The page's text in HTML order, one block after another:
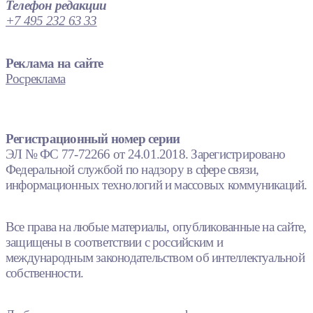
Телефон редакции
+7 495 232 63 33
Реклама на сайте
Росреклама
Регистрационный номер серии
ЭЛ № ФС 77-72266 от 24.01.2018. Зарегистрировано
Федеральной службой по надзору в сфере связи,
информационных технологий и массовых коммуникаций.
Все права на любые материалы, опубликованные на сайте,
защищены в соответствии с российским и
международным законодательством об интеллектуальной
собственности.